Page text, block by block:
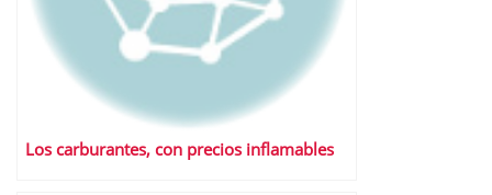
Los carburantes, con precios inflamables